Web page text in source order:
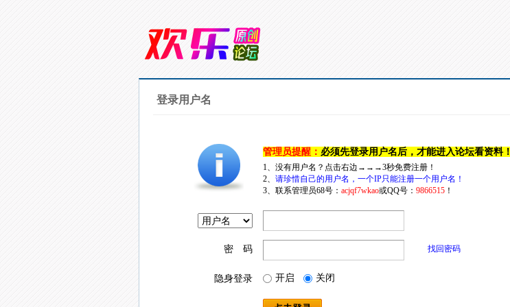
登录用户名
管理员提醒： 必须先登录用户名后，才能进入论坛看资料！
1、没有用户名？点击右边→→→3秒免费注册！
2、 请珍惜自己的用户名，一个IP只能注册一个用户名！
3、联系管理员68号： acjqf7wkao或QQ号： 9866515！
密 码 找回密码
隐身登录 开启 关闭